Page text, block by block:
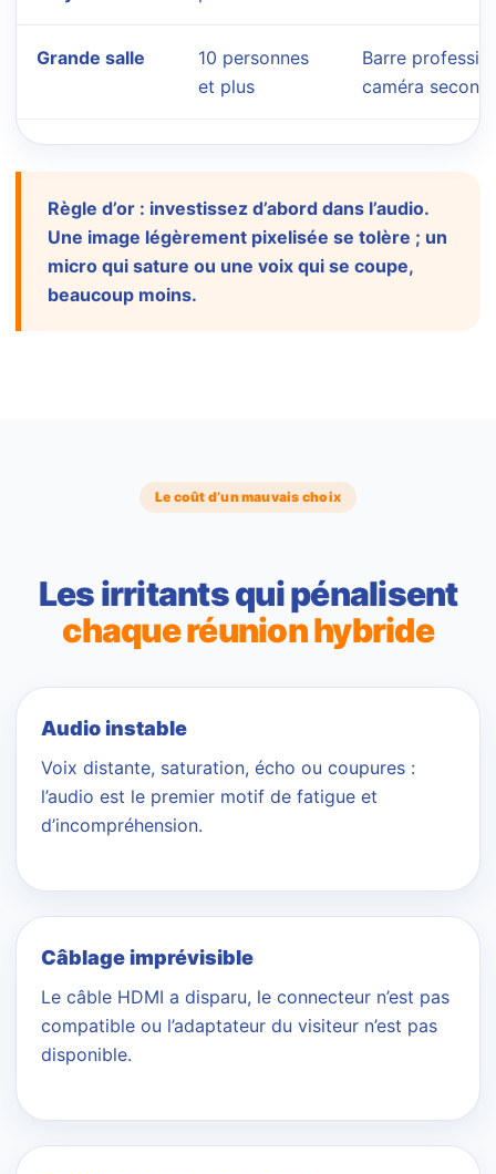
Grande salle
10 personnes
et plus
Barre
caméra
Règle d’or : investissez d’abord dans l’audio.
Une image légèrement pixelisée se tolère ; un
micro qui sature ou une voix qui se coupe,
beaucoup moins.
Le coût d’un mauvais choix
Les irritants qui pénalisent
chaque réunion hybride
Audio instable
Voix distante, saturation, écho ou coupures :
l’audio est le premier motif de fatigue et
d’incompréhension.
Câblage imprévisible
Le câble HDMI a disparu, le connecteur n’est pas
compatible ou l’adaptateur du visiteur n’est pas
disponible.